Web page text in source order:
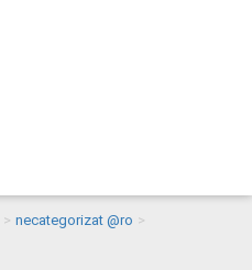
> necategorizat @ro >